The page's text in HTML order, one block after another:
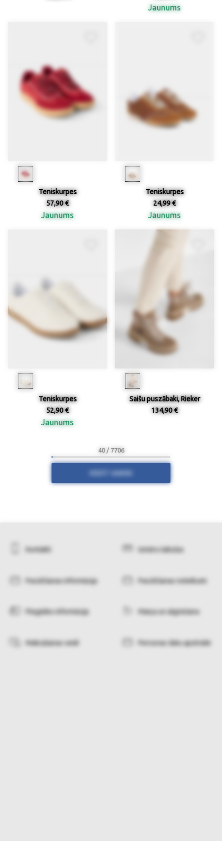
Jaunums
Teniskurpes
57,90 €
Jaunums
Teniskurpes
24,99 €
Jaunums
Teniskurpes
52,90 €
Jaunums
Saišu puszābaki, Rieker
134,90 €
40 / 7706
Kontakti Izmēru tabulas
Pasūtīšanas informācija Pasūtīšanas noteikumi
Piegādes informācija Maiņa un atgriešana
Maksāšanas veidi Personas datu apstrāde